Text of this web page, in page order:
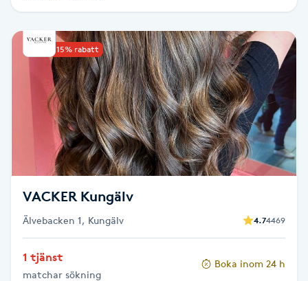
Sklerosering
Skoinlägg
Skäggfärgning
Skäggklippning
Skäggtrimmning
Upp till 15% rabatt
VACKER Kungälv
Älvebacken 1, Kungälv 4.74469
1 tjänst
matchar sökning
Boka inom 24 h